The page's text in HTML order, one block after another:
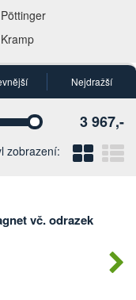
Pöttinger
Kramp
Nejdražší
Vyberte 3 967,-
zobrazení:
vč. odrazek